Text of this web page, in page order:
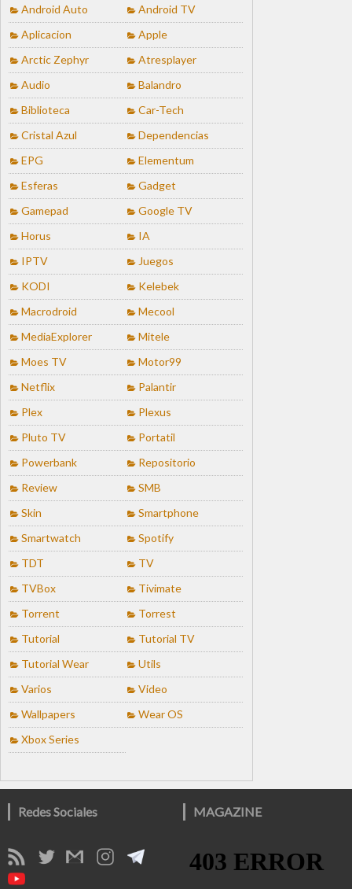
Android Auto
Android TV
Aplicacion
Apple
Arctic Zephyr
Atresplayer
Audio
Balandro
Biblioteca
Car-Tech
Cristal Azul
Dependencias
EPG
Elementum
Esferas
Gadget
Gamepad
Google TV
Horus
IA
IPTV
Juegos
KODI
Kelebek
Macrodroid
Mecool
MediaExplorer
Mitele
Moes TV
Motor99
Netflix
Palantir
Plex
Plexus
Pluto TV
Portatil
Powerbank
Repositorio
Review
SMB
Skin
Smartphone
Smartwatch
Spotify
TDT
TV
TVBox
Tivimate
Torrent
Torrest
Tutorial
Tutorial TV
Tutorial Wear
Utils
Varios
Video
Wallpapers
Wear OS
Xbox Series
Redes Sociales MAGAZINE